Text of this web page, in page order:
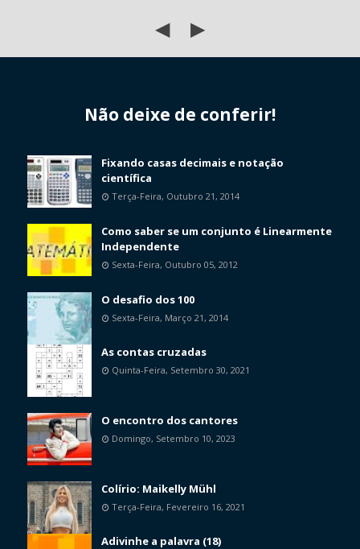
◀ ▶
Não deixe de conferir!
Fixando casas decimais e notação
científica
Terça-Feira, Outubro 21, 2014
Como saber se um conjunto é Linearmente
Independente
Sexta-Feira, Outubro 05, 2012
O desafio dos 100
Sexta-Feira, Março 21, 2014
As contas cruzadas
Quinta-Feira, Setembro 30, 2021
O encontro dos cantores
Domingo, Setembro 10, 2023
Colírio: Maikelly Mühl
Terça-Feira, Fevereiro 16, 2021
Adivinhe a palavra (18)